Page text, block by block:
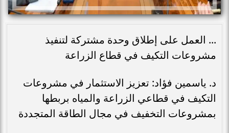
... العمل على إطلاق وحدة مشتركة لتنفيذ
مشروعات التكيف في قطاع الزراعة
د. ياسمين فؤاد: تعزيز الاستثمار في مشروعات
التكيف في قطاعي الزراعة والمياه بربطها
بمشروعات التخفيف في مجال الطاقة المتجددة